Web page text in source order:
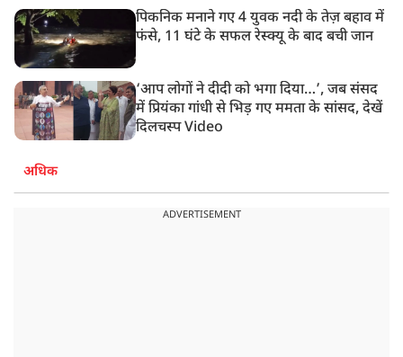
पिकनिक मनाने गए 4 युवक नदी के तेज़ बहाव में
फंसे, 11 घंटे के सफल रेस्क्यू के बाद बची जान
‘आप लोगों ने दीदी को भगा दिया…’, जब संसद
में प्रियंका गांधी से भिड़ गए ममता के सांसद, देखें
दिलचस्प Video
अधिक
ADVERTISEMENT